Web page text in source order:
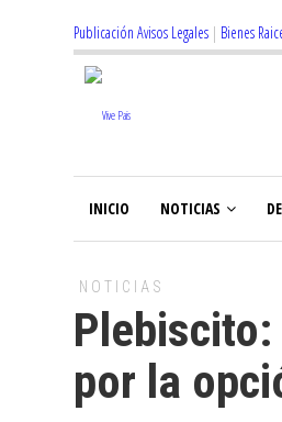
Publicación Avisos Legales | Bienes
INICIO NOTICIAS
NOTICIAS
por la